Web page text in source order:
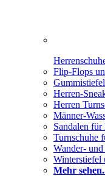
Flip-Flops
Herren-
Herren
Männer-
Sandalen für
Turnschuhe
Wander-
Winterstiefel
Mehr